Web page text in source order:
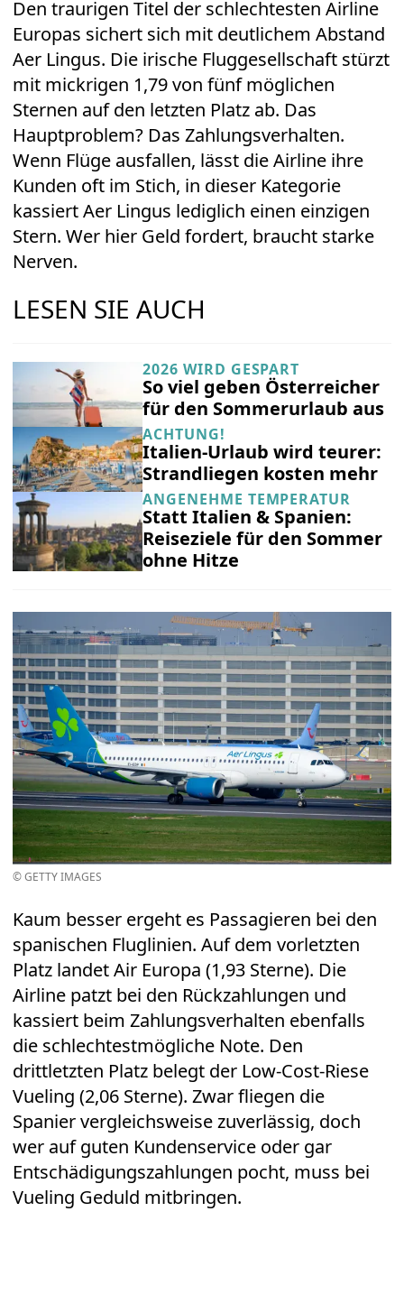
Den traurigen Titel der schlechtesten Airline
Europas sichert sich mit deutlichem Abstand
Aer Lingus. Die irische Fluggesellschaft stürzt
mit mickrigen 1,79 von fünf möglichen
Sternen auf den letzten Platz ab. Das
Hauptproblem? Das Zahlungsverhalten.
Wenn Flüge ausfallen, lässt die Airline ihre
Kunden oft im Stich, in dieser Kategorie
kassiert Aer Lingus lediglich einen einzigen
Stern. Wer hier Geld fordert, braucht starke
Nerven.
LESEN SIE AUCH
2026 WIRD GESPART
So viel geben Österreicher
für den Sommerurlaub aus
ACHTUNG!
Italien-Urlaub wird teurer:
Strandliegen kosten mehr
ANGENEHME TEMPERATUR
Statt Italien & Spanien:
Reiseziele für den Sommer
ohne Hitze
© GETTY IMAGES
Kaum besser ergeht es Passagieren bei den
spanischen Fluglinien. Auf dem vorletzten
Platz landet Air Europa (1,93 Sterne). Die
Airline patzt bei den Rückzahlungen und
kassiert beim Zahlungsverhalten ebenfalls
die schlechtestmögliche Note. Den
drittletzten Platz belegt der Low-Cost-Riese
Vueling (2,06 Sterne). Zwar fliegen die
Spanier vergleichsweise zuverlässig, doch
wer auf guten Kundenservice oder gar
Entschädigungszahlungen pocht, muss bei
Vueling Geduld mitbringen.